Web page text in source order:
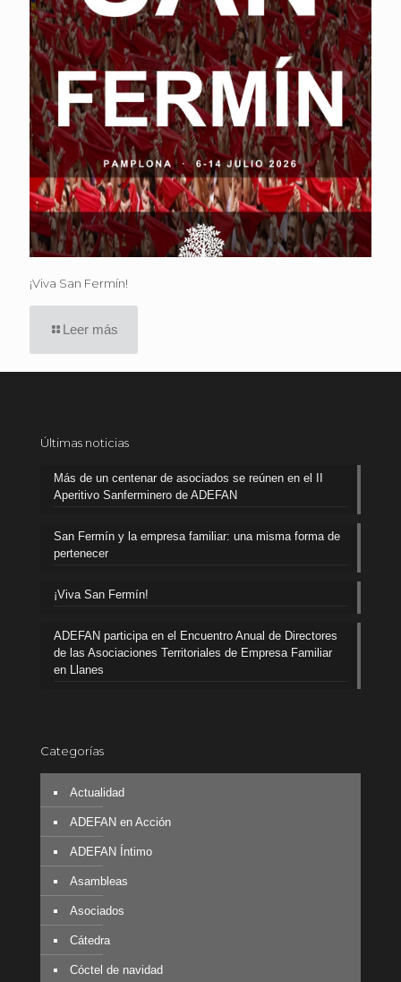
¡Viva San Fermín!
Leer más
Últimas noticias
Más de un centenar de asociados se reúnen en el II
Aperitivo Sanferminero de ADEFAN
San Fermín y la empresa familiar: una misma forma de
pertenecer
¡Viva San Fermín!
ADEFAN participa en el Encuentro Anual de Directores
de las Asociaciones Territoriales de Empresa Familiar
en Llanes
Categorías
Actualidad
ADEFAN en Acción
ADEFAN Íntimo
Asambleas
Asociados
Cátedra
Cóctel de navidad